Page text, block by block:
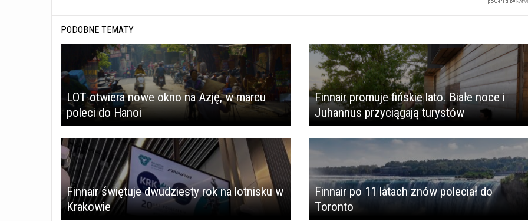
PODOBNE TEMATY
LOT otwiera nowe okno na Azję, w marcu
poleci do Hanoi
Finnair promuje fińskie lato. Białe noce i
Juhannus przyciągają turystów
Finnair świętuje dwudziesty rok na lotnisku w
Krakowie
Finnair po 11 latach znów poleciał do
Toronto